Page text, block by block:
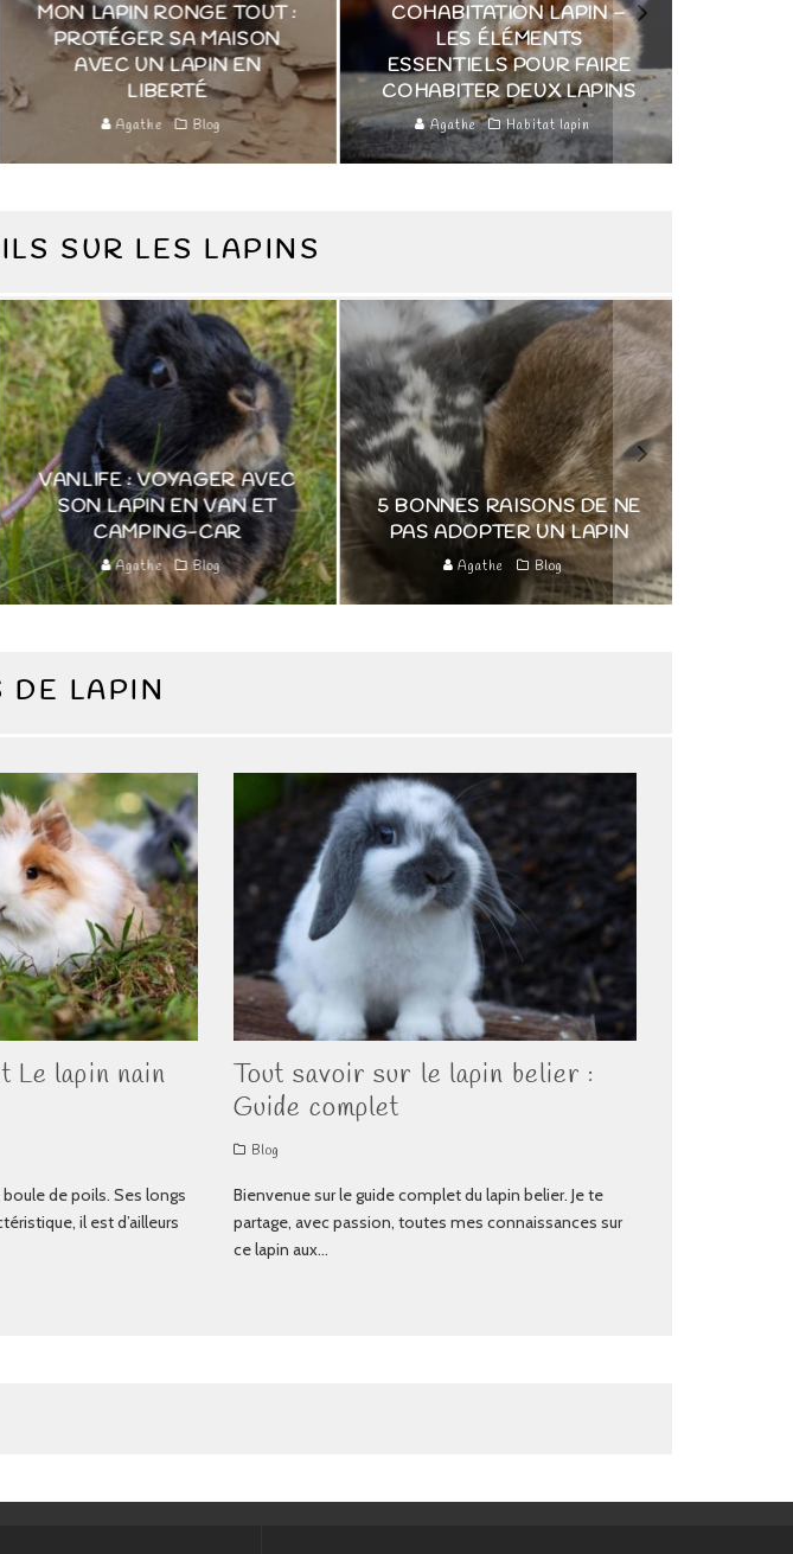
TOUT :
MAISON
EN
COHABITATION LAPIN –
LES ÉLÉMENTS
ESSENTIELS POUR FAIRE
COHABITER DEUX LAPINS
Agathe Habitat lapin
COMMENT FABRIQUER
ENCLOS POUR LAPIN ?
SUR LES LAPINS
AVEC
VAN ET
CAR
Blog
5 BONNES RAISONS DE NE
PAS ADOPTER UN LAPIN
Agathe Blog
LA BIBLE DES CROTTES
LAPIN – SIGNIFICATION
NORMALE, ALERTE OU
DANGER
Agathe
DE LAPIN
Le lapin nain
de poils. Ses longs
il est d’ailleurs
Tout savoir sur le lapin belier :
Guide complet
Blog
Bienvenue sur le guide complet du lapin belier. Je te
partage, avec passion, toutes mes connaissances sur
ce lapin aux...